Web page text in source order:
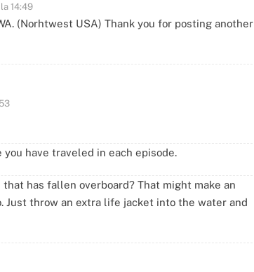
14:49
(Norhtwest USA) Thank you for posting another
have traveled in each episode.
has fallen overboard? That might make an
throw an extra life jacket into the water and